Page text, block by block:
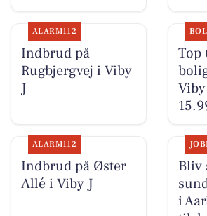
ALARM112
Indbrud på
Rugbjergvej i Viby
J
Top
ALARM112
Indbrud på Øster
Allé i Viby J
Bliv
i